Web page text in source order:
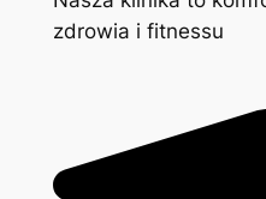
zdrowia i fitnessu